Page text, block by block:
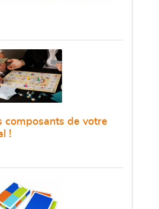
composants de votre
!